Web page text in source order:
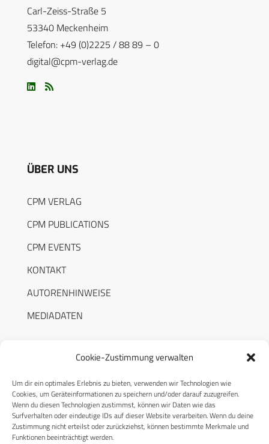
Cookie-Zustimmung verwalten
Um dir ein optimales Erlebnis zu bieten, verwenden wir Technologien wie
Cookies, um Geräteinformationen zu speichern und/oder darauf zuzugreifen.
Wenn du diesen Technologien zustimmst, können wir Daten wie das
Surfverhalten oder eindeutige IDs auf dieser Website verarbeiten. Wenn du deine
Zustimmung nicht erteilst oder zurückziehst, können bestimmte Merkmale und
Funktionen beeinträchtigt werden.
Carl-Zeiss-Straße 5
53340 Meckenheim
Telefon: +49 (0)2225 / 88 89 – 0
digital@cpm-verlag.de
ÜBER UNS
CPM VERLAG
CPM PUBLICATIONS
CPM EVENTS
KONTAKT
AUTORENHINWEISE
MEDIADATEN
RECHTLICHES
Datenschutzerklärung